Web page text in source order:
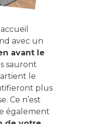
avec un
avant le
sauront
le
plus
Ce n’est
également